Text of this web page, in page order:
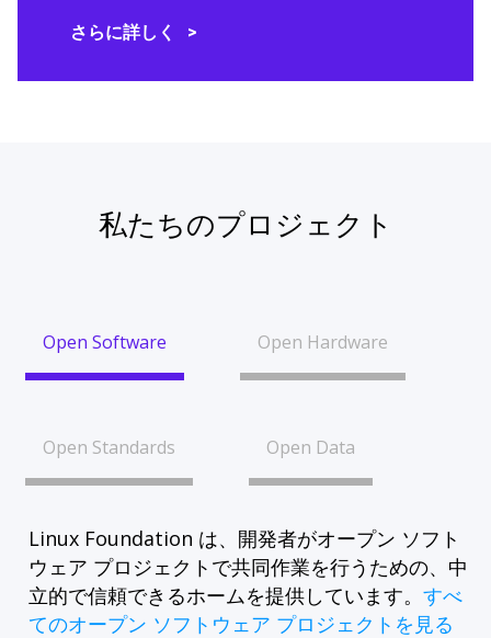
さらに詳しく
私たちのプロジェクト
Open Software Open Hardware
Open Standards Open Data
Linux Foundation は、開発者がオープン ソフト
ウェア プロジェクトで共同作業を行うための、中
立的で信頼できるホームを提供しています。 すべ
てのオープン ソフトウェア プロジェクトを見る